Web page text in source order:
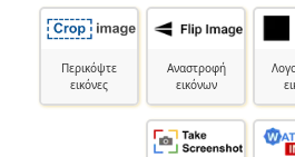
Περικόψτε
εικόνες
Αναστροφή
εικόνων